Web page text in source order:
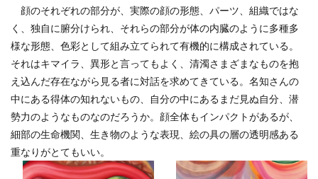
顔のそれぞれの部分が、実際の顔の形態、パーツ、組織ではな
く、独自に腑分けられ、それらの部分が体の内臓のように多種多
様な形態、色彩として組み立てられて有機的に構成されている。
それはキマイラ、異形と言ってもよく、清濁さまざまなものを抱
え込んだ存在ながら見る者に対話を求めてきている。名知さんの
中にある得体の知れないもの、自分の中にあるまだ見ぬ自分、潜
勢力のようなものなのだろうか。顔全体もインパクトがあるが、
細部の生命機関、生き物のような表現、絵の具の層の透明感ある
重なりがとてもいい。